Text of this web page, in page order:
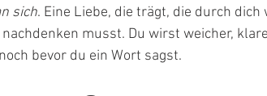
sich. Eine Liebe, die trägt, die durch
musst. Du wirst weicher,
bevor du ein Wort sagst.